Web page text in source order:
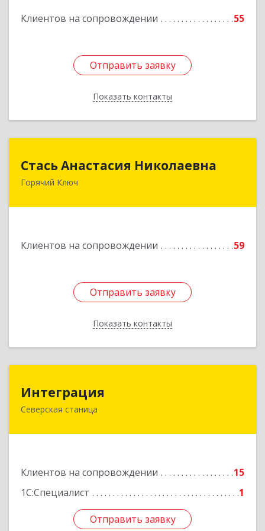
Клиентов на сопровождении 55
Отправить заявку
Показать контакты
Отправить заявку
Назад
Стась Анастасия Николаевна
Горячий Ключ
Клиентов на сопровождении 59
Отправить заявку
Показать контакты
353290, г. Горячий Ключ, ул. Ленина, д. 242,
Отправить заявку
Назад
Интеграция
Северская станица
Клиентов на сопровождении
15
1С:Специалист
1
Отправить заявку
353240, Краснодарский край, Северская ст-ца,
Отправить заявку